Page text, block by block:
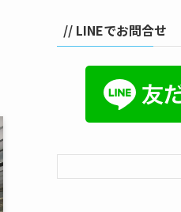
// LINEでお問合せ